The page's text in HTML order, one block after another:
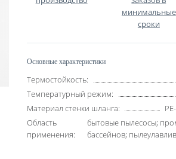
минимальные
сроки
Основные характеристики
Термостойкость:
Температурный режим:
Материал стенки шланга:
Область
применения:
бытовые пылесосы;
бассейнов;